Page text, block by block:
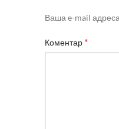
Ваша e-mail
Коментар *